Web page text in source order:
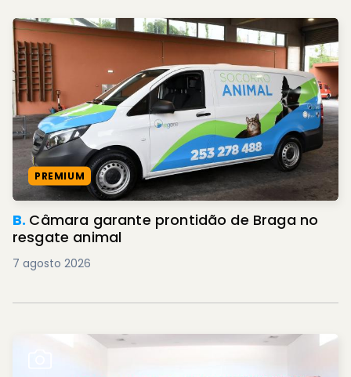
PREMIUM
B. Câmara garante prontidão de Braga no
resgate animal
7 agosto 2026